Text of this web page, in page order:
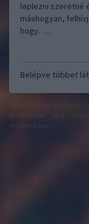
leplezni szeretné
máshogyan,
hogy…..
Belépve többet